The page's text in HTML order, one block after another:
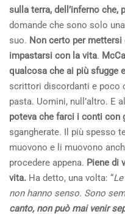
sulla terra, dell’inferno che,
domande che sono solo
suo. Non certo per mettersi
impastarsi con la vita.
qualcosa che ai più sfugge
scrittori discordanti e poco
pasta. Uomini, null’altro. E
poteva che farci i conti con
sgangherate. Il più spesso
muovono e li muovono
procedere appena. Piene di
vita. Ha detto, una volta: “
non hanno senso. Sono
canto, non può mai venir